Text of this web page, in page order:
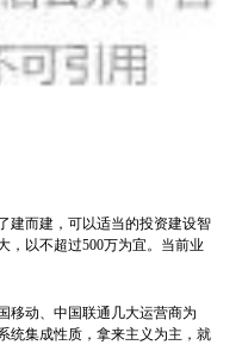
建而建，可以适当的投资建设智
，以不超过500万为宜。当前业
移动、中国联通几大运营商为
统集成性质，拿来主义为主，就